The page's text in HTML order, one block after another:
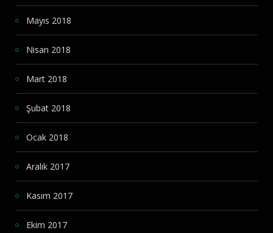
Mayıs 2018
Nisan 2018
Mart 2018
Şubat 2018
Ocak 2018
Aralık 2017
Kasım 2017
Ekim 2017